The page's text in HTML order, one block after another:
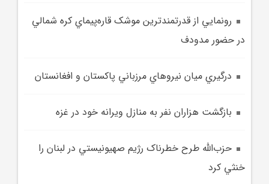
رونمايي از قدرتمندترين موشک قاره‌پيماي کره شمالي
در حضور مدودف
درگيري ميان نيروهاي مرزباني پاکستان و افغانستان
بازگشت هزاران نفر به منازل ويرانه خود در غزه
حزب‌الله طرح خطرناک رژيم صهيونيستي در لبنان را
خنثي کرد